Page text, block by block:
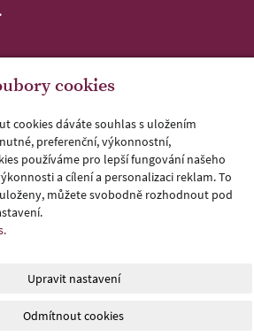
krakonos.cz
Králové C 3298)
)
EU
číslo 7241100192
cookies
cookies dáváte souhlas s uložením
preferenční, výkonnostní,
používáme pro lepší fungování našeho
a cílení a personalizaci reklam. To
můžete svobodně rozhodnout pod
Upravit nastavení
Odmítnout cookies